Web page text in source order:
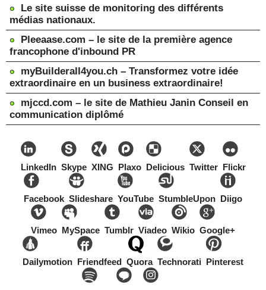
Le site suisse de monitoring des différents
médias nationaux.
Pleeaase.com – le site de la première agence
francophone d'inbound PR
myBuilderall4you.ch – Transformez votre idée
extraordinaire en un business extraordinaire!
mjccd.com – le site de Mathieu Janin Conseil en
communication diplômé
LinkedIn Skype XING Plaxo Delicious Twitter Flickr
Facebook Slideshare YouTube StumbleUpon Diigo
Vimeo MySpace Tumblr Viadeo Wikio Google+
Dailymotion Friendfeed Quora Technorati Pinterest